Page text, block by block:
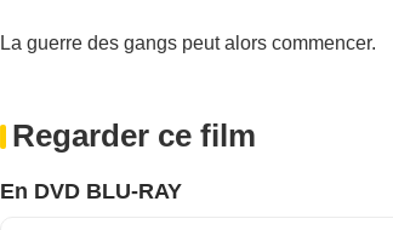
La guerre des gangs peut alors commencer.
Regarder ce film
En DVD BLU-RAY